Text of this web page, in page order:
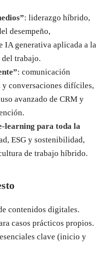
: liderazgo híbrido,
desempeño,
IA generativa aplicada a la
trabajo.
: comunicación
y conversaciones difíciles,
avanzado de CRM y
learning para toda la
ESG y sostenibilidad,
de trabajo híbrido.
contenidos digitales.
casos prácticos propios.
clave (inicio y